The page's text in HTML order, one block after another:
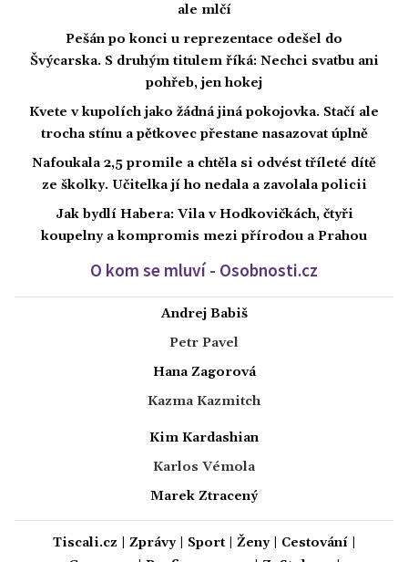
ale mlčí
Pešán po konci u reprezentace odešel do
Švýcarska. S druhým titulem říká: Nechci svatbu ani
pohřeb, jen hokej
Kvete v kupolích jako žádná jiná pokojovka. Stačí ale
trocha stínu a pětkovec přestane nasazovat úplně
Nafoukala 2,5 promile a chtěla si odvést tříleté dítě
ze školky. Učitelka jí ho nedala a zavolala policii
Jak bydlí Habera: Vila v Hodkovičkách, čtyři
koupelny a kompromis mezi přírodou a Prahou
O kom se mluví - Osobnosti.cz
Andrej Babiš
Petr Pavel
Hana Zagorová
Kazma Kazmitch
Kim Kardashian
Karlos Vémola
Marek Ztracený
Tiscali.cz Zprávy| Sport| Ženy| Cestování|